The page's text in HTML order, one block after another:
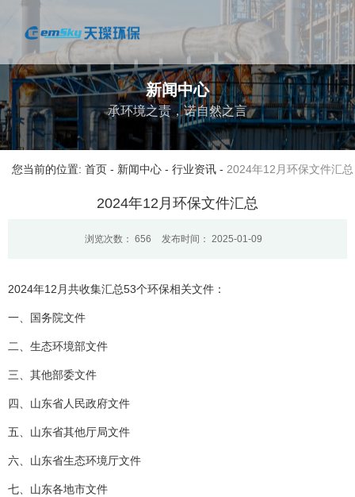
新闻中心
承环境之责，诺自然之言
您当前的位置: 首页 - 新闻中心 - 行业资讯 - 2024年12月环保文件汇总
2024年12月环保文件汇总
浏览次数： 656 发布时间： 2025-01-09
2024年12月共收集汇总53个环保相关文件：
一、国务院文件
二、生态环境部文件
三、其他部委文件
四、山东省人民政府文件
五、山东省其他厅局文件
六、山东省生态环境厅文件
七、山东各地市文件